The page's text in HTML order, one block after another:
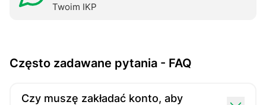
Twoim IKP
Często zadawane pytania - FAQ
Czy muszę zakładać konto, aby